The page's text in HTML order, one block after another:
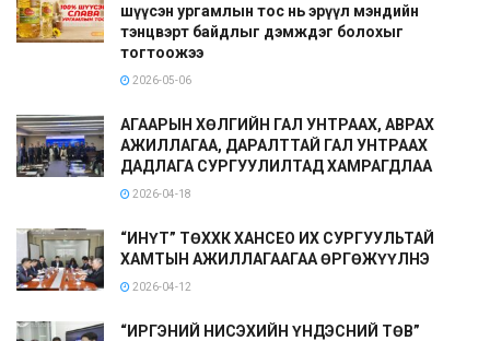
шүүсэн ургамлын тос нь эрүүл мэндийн
тэнцвэрт байдлыг дэмждэг болохыг
тогтоожээ
2026-05-06
АГААРЫН ХӨЛГИЙН ГАЛ УНТРААХ, АВРАХ
АЖИЛЛАГАА, ДАРАЛТТАЙ ГАЛ УНТРААХ
ДАДЛАГА СУРГУУЛИЛТАД ХАМРАГДЛАА
2026-04-18
“ИНҮТ” ТӨХХК ХАНСЕО ИХ СУРГУУЛЬТАЙ
ХАМТЫН АЖИЛЛАГААГАА ӨРГӨЖҮҮЛНЭ
2026-04-12
“ИРГЭНИЙ НИСЭХИЙН ҮНДЭСНИЙ ТӨВ”